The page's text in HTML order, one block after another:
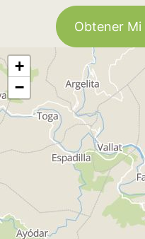
Obtener Mi
+
−